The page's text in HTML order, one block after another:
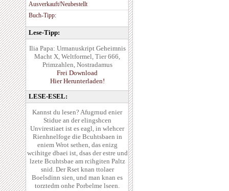
Ausverkauft/Neubestellt
Buch-Tipp:
Lese-Tipp:
Ilia Papa: Urmanuskript Geheimnis
Macht X, Weltformel, Tier 666,
Primzahlen, Nostradamus
Frei Download
Hier Herunterladen!
LESE-ESEL:
Kannst du lesen? Afugrnud enier
Stidue an der elingshcen
Unvirestiaet ist es eagl, in wlehcer
Rienhnelfoge die Bcuhtsbaen in
eniem Wrot sethen, das enizg
wcihitge dbaei ist, dsas der estre und
lzete Bcuhtsbae am rcihgiten Paltz
snid. Der Rset knan ttolaer
Boelsdinn sien, und man knan es
torztedm onhe Porbelme lseen.